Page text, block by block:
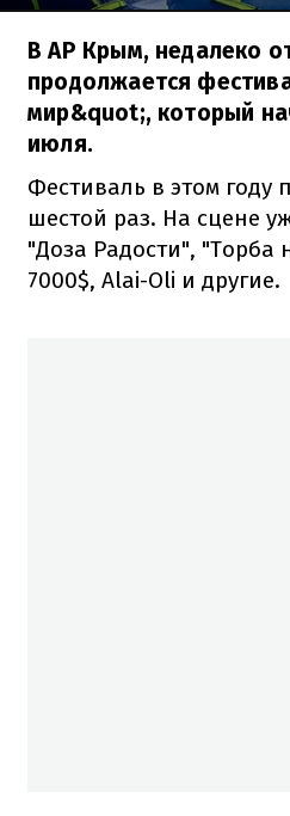
В АР Крым, недалеко
продолжается
мир&quot;, который
июля.
Фестиваль в этом году
шестой раз. На сцене
"Доза Радости", "Торба
7000$, Alai-Oli и другие.